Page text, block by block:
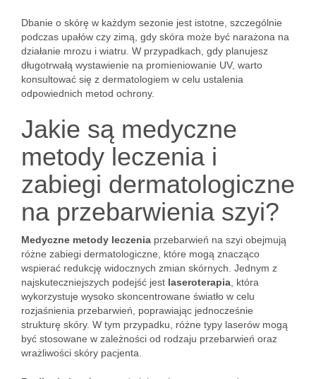
Dbanie o skórę w każdym sezonie jest istotne, szczególnie
podczas upałów czy zimą, gdy skóra może być narażona na
działanie mrozu i wiatru. W przypadkach, gdy planujesz
długotrwałą wystawienie na promieniowanie UV, warto
konsultować się z dermatologiem w celu ustalenia
odpowiednich metod ochrony.
Jakie są medyczne
metody leczenia i
zabiegi dermatologiczne
na przebarwienia szyi?
Medyczne metody leczenia przebarwień na szyi obejmują
różne zabiegi dermatologiczne, które mogą znacząco
wspierać redukcję widocznych zmian skórnych. Jednym z
najskuteczniejszych podejść jest laseroterapia , która
wykorzystuje wysoko skoncentrowane światło w celu
rozjaśnienia przebarwień, poprawiając jednocześnie
strukturę skóry. W tym przypadku, różne typy laserów mogą
być stosowane w zależności od rodzaju przebarwień oraz
wrażliwości skóry pacjenta.